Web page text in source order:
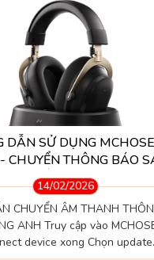
DẪN SỬ DỤNG
CHUYỂN THÔNG BÁO
TIẾNG ANH
14/02/2026
CHUYỂN ÂM THANH
ANH Truy cập vào
device xong Chọn update